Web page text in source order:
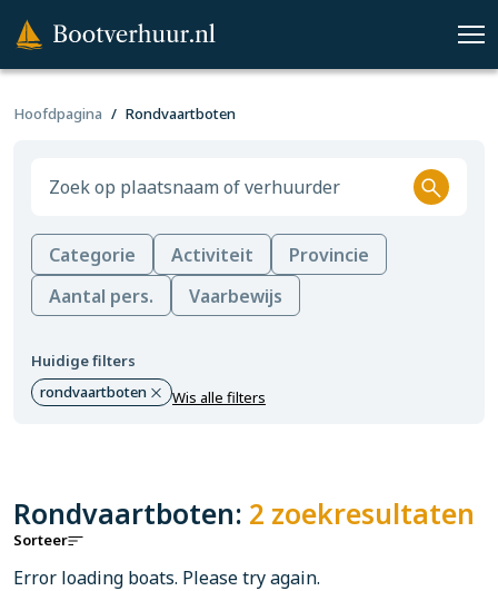
Hoofdpagina Rondvaartboten
Categorie Activiteit
Provincie
Aantal pers.
Vaarbewijs
Huidige filters
rondvaartboten
Wis alle filters
Rondvaartboten: 2 zoekresultaten
Sorteer
Error loading boats. Please try again.